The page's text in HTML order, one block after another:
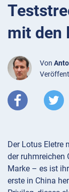
mit den
Von
Der Lotus Eletre
der ruhmreichen
Marke – es ist
erste in China